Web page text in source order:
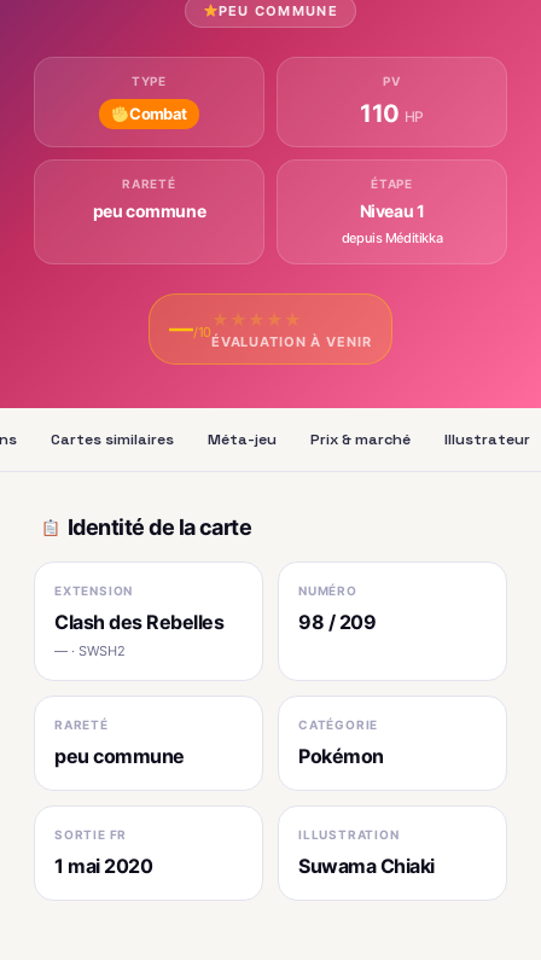
PEU COMMUNE
TYPE
Combat
PV
110 HP
RARETÉ
peu commune
ÉTAPE
Niveau 1
depuis Méditikka
—/10
★ ★ ★ ★ ★
ÉVALUATION À VENIR
Cartes similaires Méta-jeu Prix & marché Illustrateur
Identité de la carte
EXTENSION
Clash des Rebelles
— · SWSH2
NUMÉRO
98 / 209
RARETÉ
peu commune
CATÉGORIE
Pokémon
SORTIE FR
1 mai 2020
ILLUSTRATION
Suwama Chiaki